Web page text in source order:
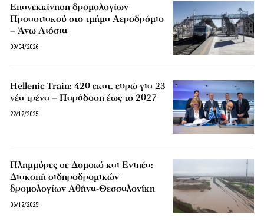
Επανεκκίνηση δρομολογίων
Προαστιακού στο τμήμα Αεροδρόμιο
– Άνω Λιόσια
09/04/2026
Hellenic Train: 420 εκατ. ευρώ για 23
νέα τρένα – Παράδοση έως το 2027
22/12/2025
Πλημμύρες σε Δομοκό και Ενιπέα:
Διακοπή σιδηροδρομικών
δρομολογίων Αθήνα-Θεσσαλονίκη
06/12/2025